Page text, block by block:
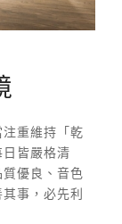
重維持「乾
皆嚴格清
優良、音色
事，必先利